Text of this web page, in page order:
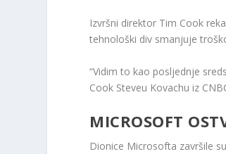
Izvršni direktor Tim Cook
tehnološki div smanjuje
“Vidim to kao posljednje
Cook Steveu Kovachu iz
MICROSOFT
Dionice Microsofta završile